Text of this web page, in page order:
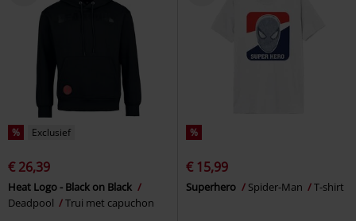
% Exclusief
€ 26,39
Heat Logo - Black on Black
Deadpool
Trui met capuchon
%
€ 15,99
Superhero Spider-Man T-shirt